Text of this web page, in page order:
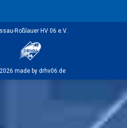
Roßlauer HV 06 e.V.
made by drhv06.de